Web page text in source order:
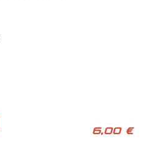
6,00 €